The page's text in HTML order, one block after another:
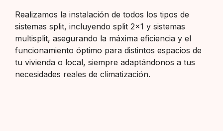
Realizamos la instalación de todos los tipos de
sistemas split, incluyendo split 2×1 y sistemas
multisplit, asegurando la máxima eficiencia y el
funcionamiento óptimo para distintos espacios de
tu vivienda o local, siempre adaptándonos a tus
necesidades reales de climatización.